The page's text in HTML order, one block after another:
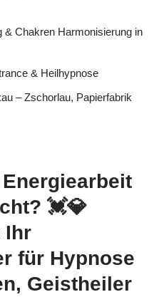
& Chakren Harmonisierung in
& Heilhypnose
– Zschorlau, Papierfabrik
💓️💎
Ihr
für Hypnose
Geistheiler